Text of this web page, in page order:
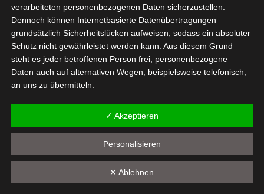
verarbeiteten personenbezogenen Daten sicherzustellen.
Dennoch können Internetbasierte Datenübertragungen
grundsätzlich Sicherheitslücken aufweisen, sodass ein absoluter
Schutz nicht gewährleistet werden kann. Aus diesem Grund
steht es jeder betroffenen Person frei, personenbezogene
Daten auch auf alternativen Wegen, beispielsweise telefonisch,
an uns zu übermitteln.
Begriffsbestimmungen
beim Erlass der Datenschutz-Grundverordnung (DS-GVO)
verwendet wurden. Unsere Datenschutzerklärung soll sowohl für
✓ Akzeptieren
Personalisieren
✕ Ablehnen